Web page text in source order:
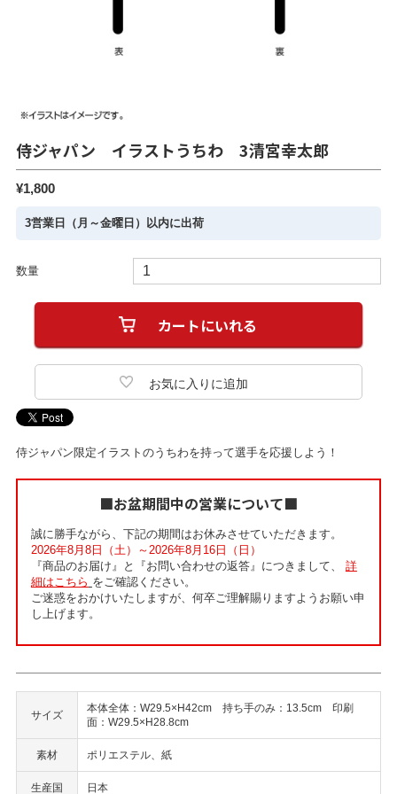
侍ジャパン イラストうちわ 3清宮幸太郎
¥1,800
3営業日（月～金曜日）以内に出荷
数量
侍ジャパン限定イラストのうちわを持って選手を応援しよう！
■お盆期間中の営業について■
誠に勝手ながら、下記の期間はお休みさせていただきます。
2026年8月8日（土）～2026年8月16日（日）
『商品のお届け』と『お問い合わせの返答』につきまして、 詳
細はこちら をご確認ください。
ご迷惑をおかけいたしますが、何卒ご理解賜りますようお願い申
し上げます。
サイズ
本体全体：W29.5×H42cm 持ち手のみ：13.5cm 印刷
面：W29.5×H28.8cm
素材 ポリエステル、紙
生産国 日本